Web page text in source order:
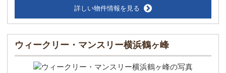
詳しい物件情報を見る
ウィークリー・マンスリー横浜鶴ヶ峰